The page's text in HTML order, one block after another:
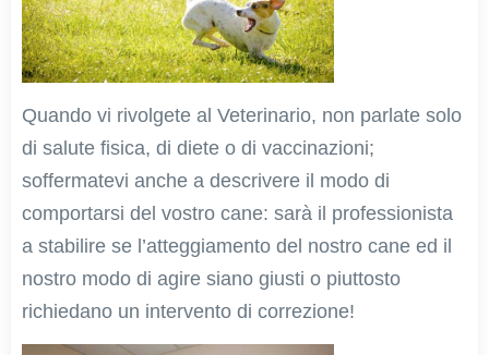
Quando vi rivolgete al Veterinario, non parlate solo
di salute fisica, di diete o di vaccinazioni;
soffermatevi anche a descrivere il modo di
comportarsi del vostro cane: sarà il professionista
a stabilire se l’atteggiamento del nostro cane ed il
nostro modo di agire siano giusti o piuttosto
richiedano un intervento di correzione!